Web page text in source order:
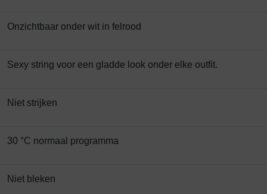
Onzichtbaar onder wit in felrood
Sexy string voor een gladde look onder elke outfit.
Niet strijken
30 °C normaal programma
Niet bleken